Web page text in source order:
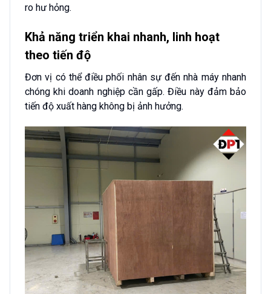
ro hư hỏng.
Khả năng triển khai nhanh, linh hoạt
theo tiến độ
Đơn vị có thể điều phối nhân sự đến nhà máy nhanh
chóng khi doanh nghiệp cần gấp. Điều này đảm bảo
tiến độ xuất hàng không bị ảnh hưởng.